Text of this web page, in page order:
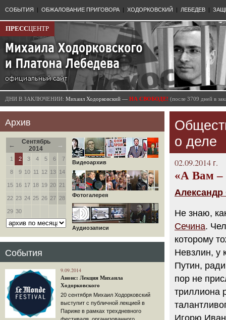
СОБЫТИЯ | ОБЖАЛОВАНИЕ ПРИГОВОРА | ХОДОРКОВСКИЙ | ЛЕБЕДЕВ |
ПРЕССЦЕНТР
ДНИ В ЗАКЛЮЧЕНИИ: Михаил Ходорковский — НА СВОБОДЕ! (после 3709 дней в
Архив
←
Сентябрь
2014
→
1 2 3 4 5 6 7
8 9 10 11 12 13 14
15 16 17 18 19 20 21
22 23 24 25 26 27 28
29 30
Видеоархив
Фотогалерея
Аудиозаписи
События
9.09.2014
Анонс: Лекция Михаила
Ходорковского
20 сентября Михаил Ходорковский
выступит с публичной лекцией в
Париже в рамках трехдневного
о деле
02.09.2014 г.
«А Вам
Не знаю,
Сечина.
которому
Невзлин, у
Путин,
пор не
триллиона